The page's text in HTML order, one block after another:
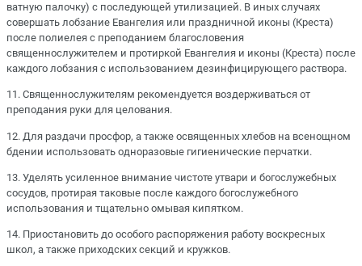
ватную палочку) с последующей утилизацией. В иных случаях
совершать лобзание Евангелия или праздничной иконы (Креста)
после полиелея с преподанием благословения
священнослужителем и протиркой Евангелия и иконы (Креста) после
каждого лобзания с использованием дезинфицирующего раствора.
11. Священнослужителям рекомендуется воздерживаться от
преподания руки для целования.
12. Для раздачи просфор, а также освященных хлебов на всенощном
бдении использовать одноразовые гигиенические перчатки.
13. Уделять усиленное внимание чистоте утвари и богослужебных
сосудов, протирая таковые после каждого богослужебного
использования и тщательно омывая кипятком.
14. Приостановить до особого распоряжения работу воскресных
школ, а также приходских секций и кружков.